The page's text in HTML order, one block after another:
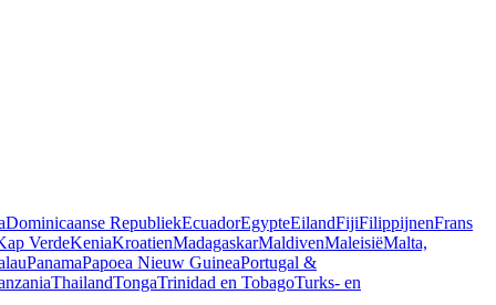
Dominicaanse RepubliekEcuadorEgypteEilandFijiFilippijnenFrans
VerdeKeniaKroatienMadagaskarMaldivenMaleisiëMalta,
PanamaPapoea Nieuw GuineaPortugal &
ThailandTongaTrinidad en TobagoTurks- en